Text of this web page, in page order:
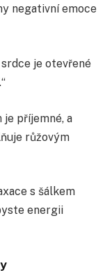
negativní emoce
je otevřené
je příjemné, a
růžovým
s šálkem
energii